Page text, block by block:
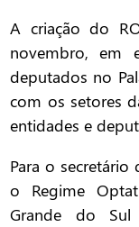
A criação do
novembro, em
deputados no
com os setores
entidades e
Para o secretário
o Regime
Grande do Sul